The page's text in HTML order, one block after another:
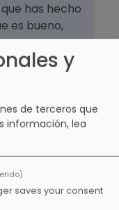
has hecho
es bueno,
del
y
de terceros que
información, lea
saves your consent